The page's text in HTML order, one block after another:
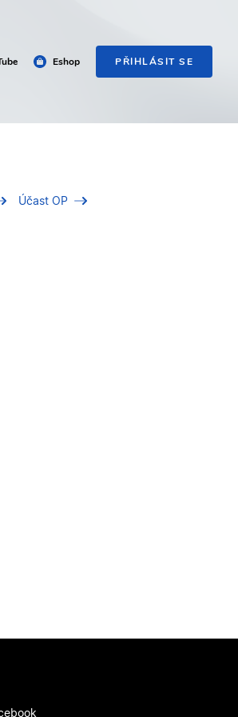
Eshop PŘIHLÁSIT SE
Účast OP